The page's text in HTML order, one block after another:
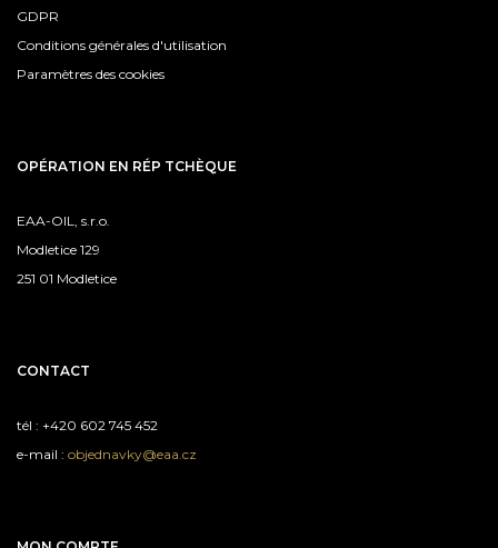
GDPR
Conditions générales d'utilisation
Paramètres des cookies
OPÉRATION EN RÉP TCHÈQUE
EAA-OIL, s.r.o.
Modletice 129
251 01 Modletice
CONTACT
tél : +420 602 745 452
e-mail : objednavky@eaa.cz